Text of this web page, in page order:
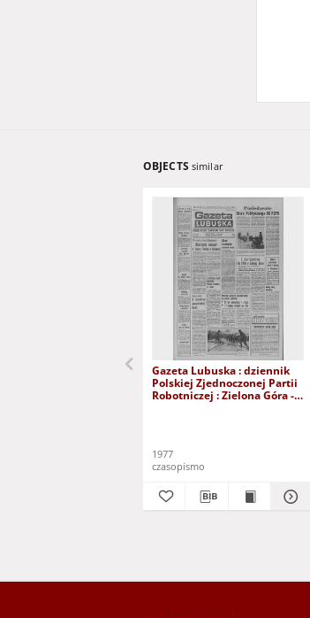
OBJECTS similar
Gazeta Lubuska : dziennik
Polskiej Zjednoczonej Partii
Robotniczej : Zielona Góra -
1977
czasopismo